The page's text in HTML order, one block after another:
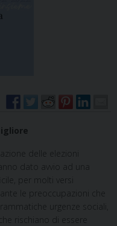
delle elezioni
dato avvio ad una
per molti versi
le preoccupazioni che
urgenze sociali,
rischiano di essere